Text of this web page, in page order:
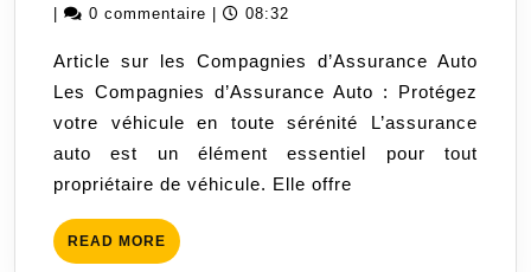
Auto
:
janvier
0 commentaire 08:32
Article sur les Compagnies d’Assurance Auto
Les Compagnies d’Assurance Auto : Protégez
votre véhicule en toute sérénité L’assurance
auto est un élément essentiel pour tout
propriétaire de véhicule. Elle offre
READ MORE READ
MORE